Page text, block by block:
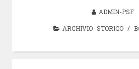
ADMIN-PSF
ARCHIVIO STORICO /